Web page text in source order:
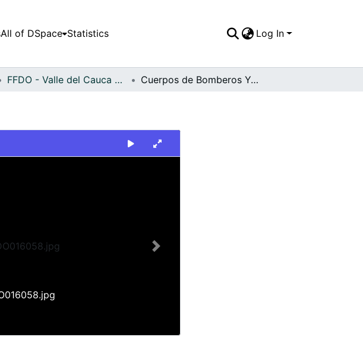
All of DSpace Statistics Log In
FFDO - Valle del Cauca - Patrimonial Cuerpos de Bomberos Yotoco
Next